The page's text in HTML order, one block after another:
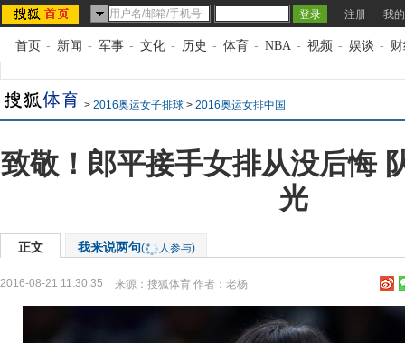
注册 我
首页 - 新闻 - 军事 - 文化 - 历史 - 体育 - NBA - 视频 - 娱谈 -
> 2016奥运女子排球 > 2016奥运女排中国
致敬！郎平接手女排从没后悔
光
正文 我来说两句( 人参与)
2016-08-21 11:30:35 来源： 搜狐体育 作者：老杨